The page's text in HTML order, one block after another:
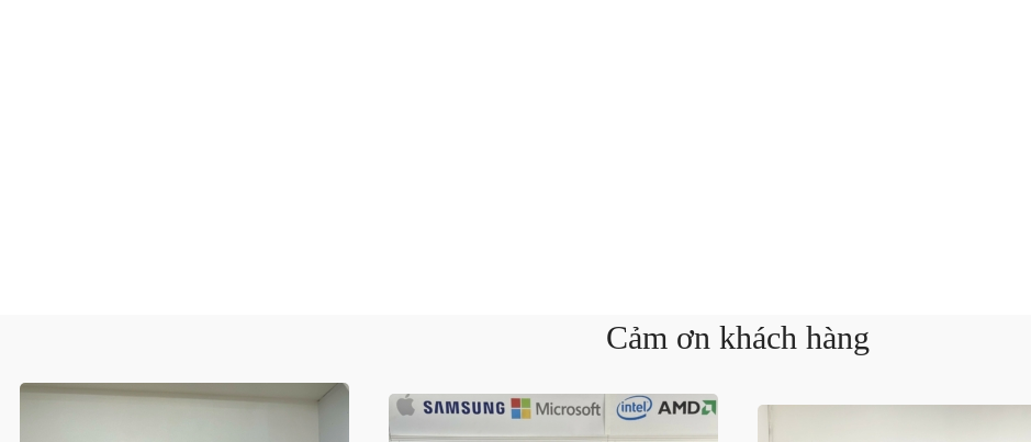
Cảm ơn khách hàng